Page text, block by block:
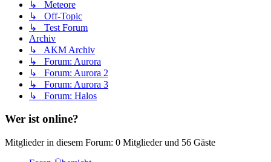
↳ Meteore
↳ Off-Topic
↳ Test Forum
Archiv
↳ AKM Archiv
↳ Forum: Aurora
↳ Forum: Aurora 2
↳ Forum: Aurora 3
↳ Forum: Halos
Wer ist online?
Mitglieder in diesem Forum: 0 Mitglieder und 56 Gäste